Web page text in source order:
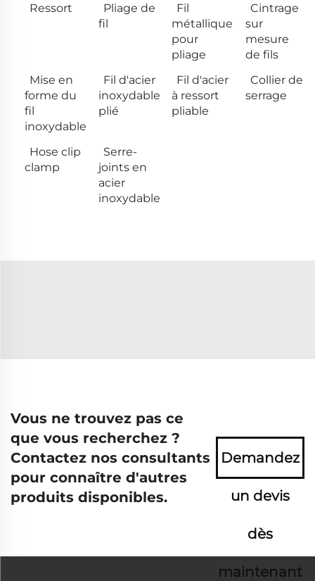
Ressort
Pliage de
fil
Fil
métallique
pour
pliage
Cintrage
sur
mesure
de fils
Mise en
forme du
fil
inoxydable
Fil d'acier
inoxydable
plié
Fil d'acier
à ressort
pliable
Collier de
serrage
Hose clip
clamp
Serre-
joints en
acier
inoxydable
Vous ne trouvez pas ce
que vous recherchez ?
Contactez nos consultants
pour connaître d'autres
produits disponibles.
Demandez
un devis
dès
maintenant